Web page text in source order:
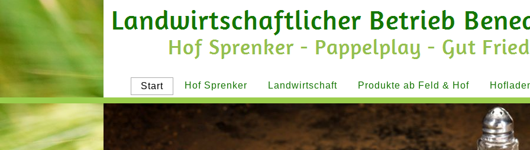
Start Hof Sprenker Landwirtschaft Produkte ab Feld & Hof